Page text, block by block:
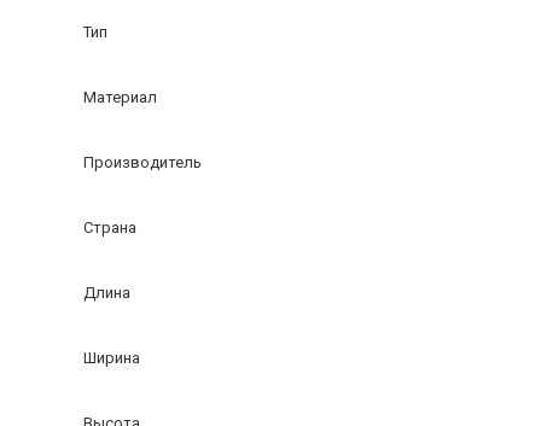
Тип
Материал
Производитель
Страна
Длина
Ширина